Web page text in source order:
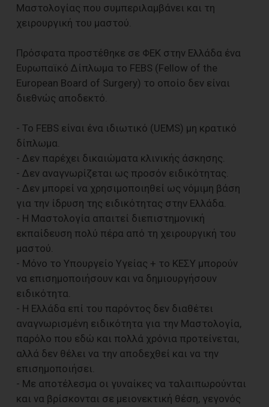
Μαστολογίας που συμπεριλαμβάνει και τη
χειρουργική του μαστού.
Πρόσφατα προστέθηκε σε ΦΕΚ στην Ελλάδα ένα
Ευρωπαϊκό Δίπλωμα το FEBS (Fellow of the
European Board of Surgery) το οποίο δεν είναι
διεθνώς αποδεκτό.
- Το FEBS είναι ένα ιδιωτικό (UEMS) μη κρατικό
δίπλωμα.
- Δεν παρέχει δικαιώματα κλινικής άσκησης.
- Δεν αναγνωρίζεται ως προσόν ειδικότητας.
- Δεν μπορεί να χρησιμοποιηθεί ως νόμιμη βάση
για την ίδρυση της ειδικότητας στην Ελλάδα.
- Η Μαστολογία απαιτεί διεπιστημονική
εκπαίδευση πολύ πέρα από τη χειρουργική του
μαστού.
- Μόνο το Υπουργείο Υγείας + το ΚΕΣΥ μπορούν
να επισημοποιήσουν και να δημιουργήσουν
ειδικότητα.
- Η Ελλάδα επί του παρόντος δεν διαθέτει
αναγνωρισμένη ειδικότητα για την Μαστολογία,
παρόλο που εδώ και πολλά χρόνια προτείνεται,
αλλά δεν θέλει να την αποδεχθεί και να την
επισημοποιήσει.
- Με αποτέλεσμα οι γυναίκες να ταλαιπωρούνται
και να βρίσκονται σε μειονεκτική θέση, γεγονός